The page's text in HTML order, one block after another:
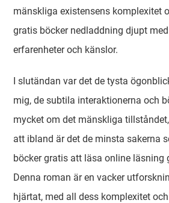
mänskliga existensens komplexitet
gratis böcker nedladdning djupt
erfarenheter och känslor.
I slutändan var det de tysta
mig, de subtila interaktionerna och
mycket om det mänskliga
att ibland är det de minsta sakerna
böcker gratis att läsa online läsning
Denna roman är en vacker
hjärtat, med all dess komplexitet